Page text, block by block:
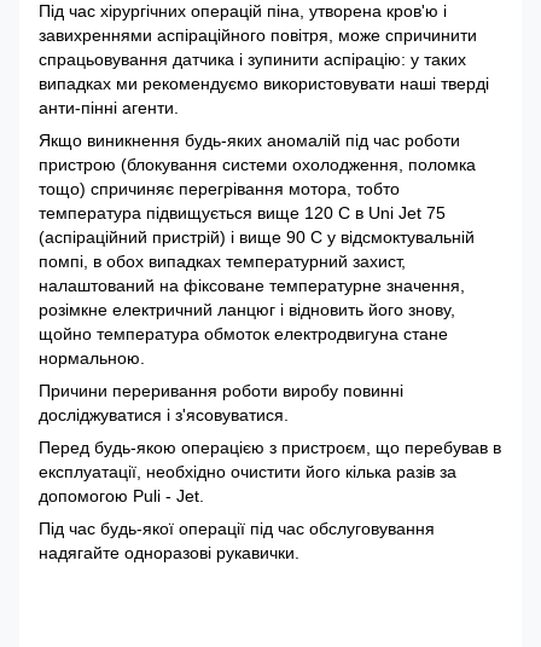
Під час хірургічних операцій піна, утворена кров'ю і
завихреннями аспіраційного повітря, може спричинити
спрацьовування датчика і зупинити аспірацію: у таких
випадках ми рекомендуємо використовувати наші тверді
анти-пінні агенти.
Якщо виникнення будь-яких аномалій під час роботи
пристрою (блокування системи охолодження, поломка
тощо) спричиняє перегрівання мотора, тобто
температура підвищується вище 120 С в Uni Jet 75
(аспіраційний пристрій) і вище 90 С у відсмоктувальній
помпі, в обох випадках температурний захист,
налаштований на фіксоване температурне значення,
розімкне електричний ланцюг і відновить його знову,
щойно температура обмоток електродвигуна стане
нормальною.
Причини переривання роботи виробу повинні
досліджуватися і з'ясовуватися.
Перед будь-якою операцією з пристроєм, що перебував в
експлуатації, необхідно очистити його кілька разів за
допомогою Puli - Jet.
Під час будь-якої операції під час обслуговування
надягайте одноразові рукавички.